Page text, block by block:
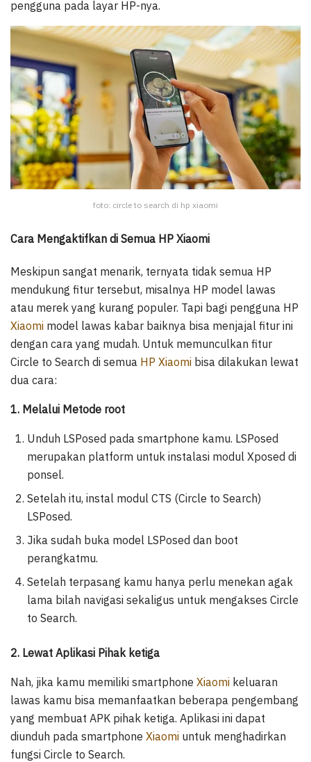
pengguna pada layar HP-nya.
foto: circle to search di hp xiaomi
Cara Mengaktifkan di Semua HP Xiaomi
Meskipun sangat menarik, ternyata tidak semua HP
mendukung fitur tersebut, misalnya HP model lawas
atau merek yang kurang populer. Tapi bagi pengguna HP
Xiaomi model lawas kabar baiknya bisa menjajal fitur ini
dengan cara yang mudah. Untuk memunculkan fitur
Circle to Search di semua HP Xiaomi bisa dilakukan lewat
dua cara:
1. Melalui Metode root
Unduh LSPosed pada smartphone kamu. LSPosed
merupakan platform untuk instalasi modul Xposed di
ponsel.
Setelah itu, instal modul CTS (Circle to Search)
LSPosed.
Jika sudah buka model LSPosed dan boot
perangkatmu.
Setelah terpasang kamu hanya perlu menekan agak
lama bilah navigasi sekaligus untuk mengakses Circle
to Search.
2. Lewat Aplikasi Pihak ketiga
Nah, jika kamu memiliki smartphone Xiaomi keluaran
lawas kamu bisa memanfaatkan beberapa pengembang
yang membuat APK pihak ketiga. Aplikasi ini dapat
diunduh pada smartphone Xiaomi untuk menghadirkan
fungsi Circle to Search.